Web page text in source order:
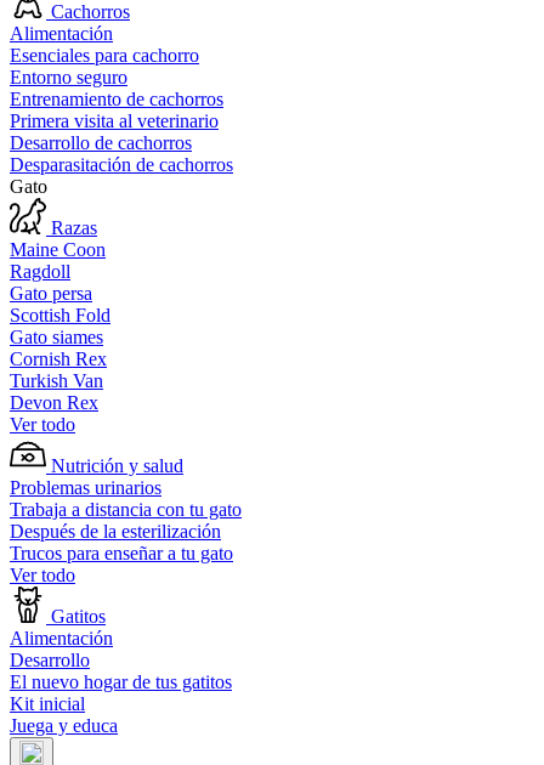
Cachorros
Alimentación
Esenciales para cachorro
Entorno seguro
Entrenamiento de cachorros
Primera visita al veterinario
Desarrollo de cachorros
Desparasitación de cachorros
Gato
Razas
Maine Coon
Ragdoll
Gato persa
Scottish Fold
Gato siames
Cornish Rex
Turkish Van
Devon Rex
Ver todo
Nutrición y salud
Problemas urinarios
Trabaja a distancia con tu gato
Después de la esterilización
Trucos para enseñar a tu gato
Ver todo
Gatitos
Alimentación
Desarrollo
El nuevo hogar de tus gatitos
Kit inicial
Juega y educa